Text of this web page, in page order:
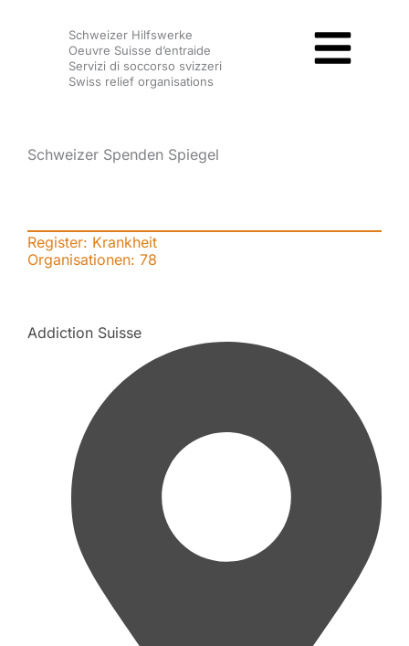
Schweizer Hilfswerke
Oeuvre Suisse d’entraide
Servizi di soccorso svizzeri
Swiss relief organisations
Schweizer Spenden Spiegel
Register: Krankheit
Organisationen: 78
Addiction Suisse